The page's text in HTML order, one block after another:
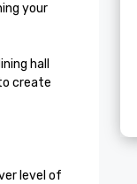
your
hall
create
level of